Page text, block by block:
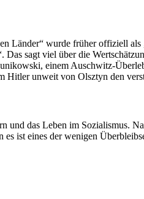
Länder“ wurde früher offiziell
sagt viel über die
einem Auschwitz-
Hitler unweit von Olsztyn den
und das Leben im Sozialismus.
ist eines der wenigen